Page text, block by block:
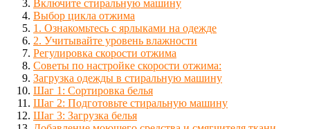
Включите стиральную машину
Выбор цикла отжима
1. Ознакомьтесь с ярлыками на одежде
2. Учитывайте уровень влажности
Регулировка скорости отжима
Советы по настройке скорости отжима:
Загрузка одежды в стиральную машину
Шаг 1: Сортировка белья
Шаг 2: Подготовьте стиральную машину
Шаг 3: Загрузка белья